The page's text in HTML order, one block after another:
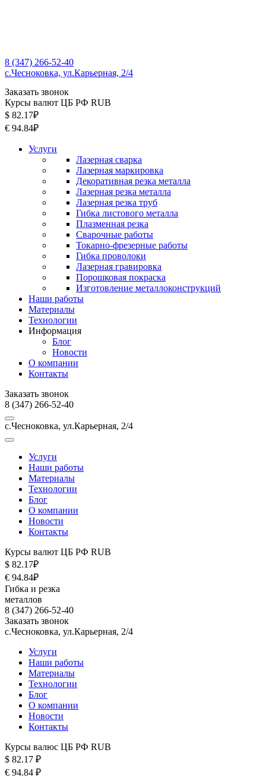
8 (347) 266-52-40
с.Чесноковка, ул.Карьерная, 2/4
Заказать звонок
Курсы валют ЦБ РФ RUB
$ 82.17₽
€ 94.84₽
Услуги
Лазерная сварка
Лазерная маркировка
Декоративная резка металла
Лазерная резка металла
Лазерная резка труб
Гибка листового металла
Плазменная резка
Сварочные работы
Токарно-фрезерные работы
Гибка проволоки
Лазерная гравировка
Порошковая покраска
Изготовление металлоконструкций
Наши работы
Материалы
Технологии
Информация
Блог
Новости
О компании
Контакты
Заказать звонок
8 (347) 266-52-40
с.Чесноковка, ул.Карьерная, 2/4
Услуги
Наши работы
Материалы
Технологии
Блог
О компании
Новости
Контакты
Курсы валют ЦБ РФ RUB
$ 82.17₽
€ 94.84₽
Гибка и резка
металлов
8 (347) 266-52-40
Заказать звонок
с.Чесноковка, ул.Карьерная, 2/4
Услуги
Наши работы
Материалы
Технологии
Блог
О компании
Новости
Контакты
Курсы валюс ЦБ РФ RUB
$ 82.17 ₽
€ 94.84 ₽